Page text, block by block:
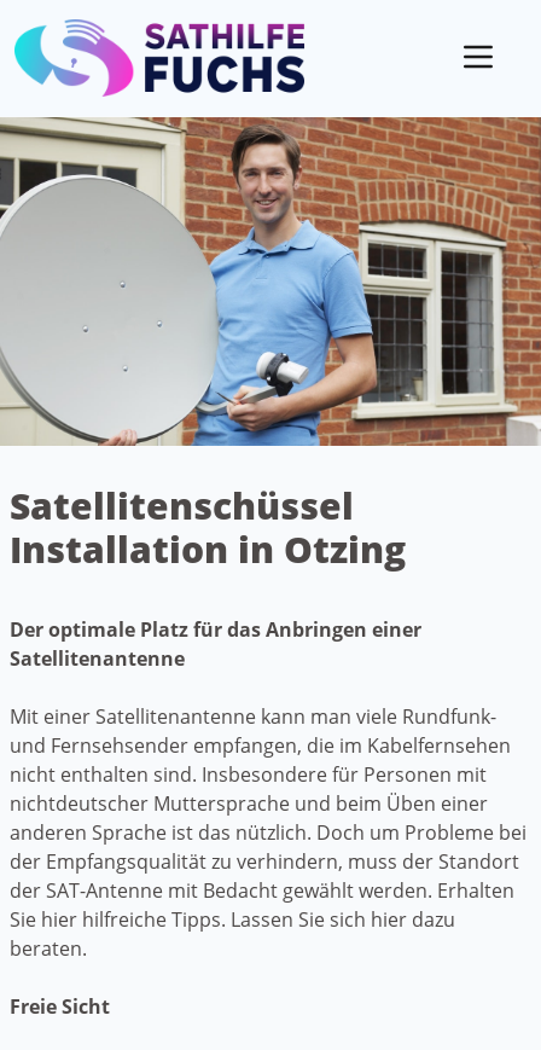
Satellitenschüssel
Installation in Otzing
Der optimale Platz für das Anbringen einer
Satellitenantenne
Mit einer Satellitenantenne kann man viele Rundfunk-
und Fernsehsender empfangen, die im Kabelfernsehen
nicht enthalten sind. Insbesondere für Personen mit
nichtdeutscher Muttersprache und beim Üben einer
anderen Sprache ist das nützlich. Doch um Probleme bei
der Empfangsqualität zu verhindern, muss der Standort
der SAT-Antenne mit Bedacht gewählt werden. Erhalten
Sie hier hilfreiche Tipps. Lassen Sie sich hier dazu
beraten.
Freie Sicht